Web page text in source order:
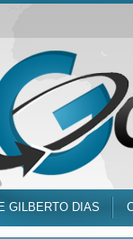
GILBERTO DIAS